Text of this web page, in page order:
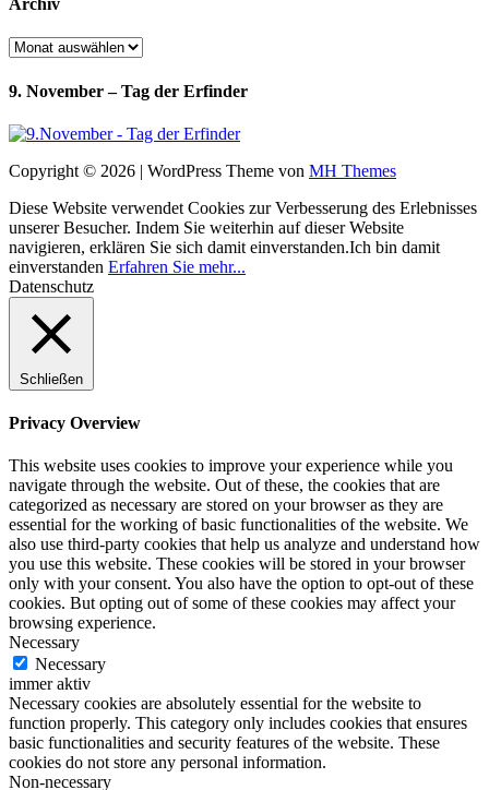
Archiv
Archiv
9. November – Tag der Erfinder
Copyright © 2026 | WordPress Theme von MH Themes
Diese Website verwendet Cookies zur Verbesserung des Erlebnisses
unserer Besucher. Indem Sie weiterhin auf dieser Website
navigieren, erklären Sie sich damit einverstanden.Ich bin damit
einverstanden Erfahren Sie mehr...
Datenschutz
Schließen
Privacy Overview
This website uses cookies to improve your experience while you
navigate through the website. Out of these, the cookies that are
categorized as necessary are stored on your browser as they are
essential for the working of basic functionalities of the website. We
also use third-party cookies that help us analyze and understand how
you use this website. These cookies will be stored in your browser
only with your consent. You also have the option to opt-out of these
cookies. But opting out of some of these cookies may affect your
browsing experience.
Necessary
Necessary
immer aktiv
Necessary cookies are absolutely essential for the website to
function properly. This category only includes cookies that ensures
basic functionalities and security features of the website. These
cookies do not store any personal information.
Non-necessary